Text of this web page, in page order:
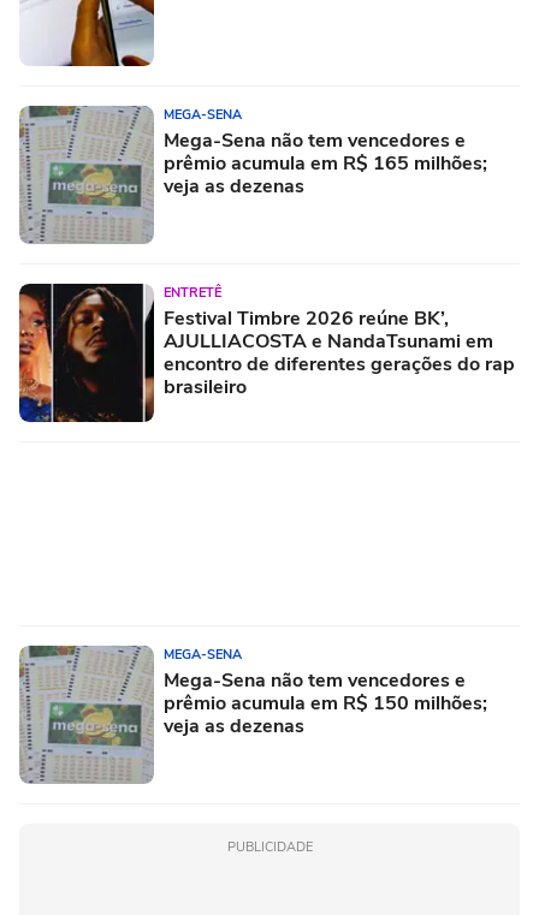
MEGA-SENA
Mega-Sena não tem vencedores e
prêmio acumula em R$ 165 milhões;
veja as dezenas
ENTRETÊ
Festival Timbre 2026 reúne BK’,
AJULLIACOSTA e NandaTsunami em
encontro de diferentes gerações do rap
brasileiro
MEGA-SENA
Mega-Sena não tem vencedores e
prêmio acumula em R$ 150 milhões;
veja as dezenas
PUBLICIDADE